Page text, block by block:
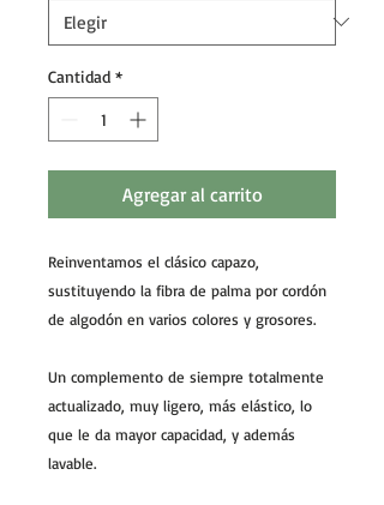
Cantidad *
Agregar al carrito
Reinventamos el clásico capazo,
sustituyendo la fibra de palma por cordón
de algodón en varios colores y grosores.
Un complemento de siempre totalmente
actualizado, muy ligero, más elástico, lo
que le da mayor capacidad, y además
lavable.